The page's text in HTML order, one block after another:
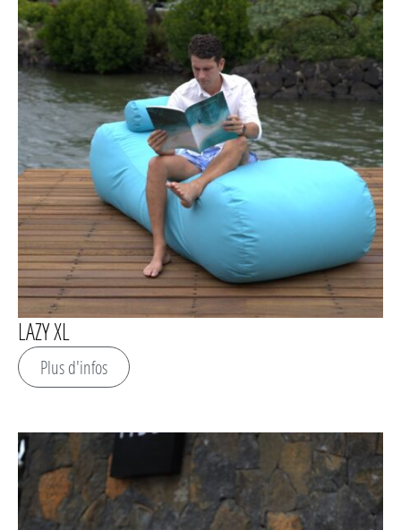
LAZY XL
Plus d'infos